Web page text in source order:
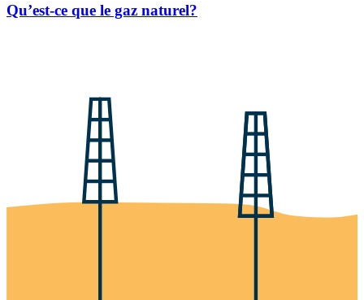
Qu’est-ce que le gaz naturel?